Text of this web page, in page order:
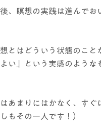
、瞑想の実践は進んでお
想とはどういう状態のこ
い」という実感のよう
あまりにはかなく、す
もその一人です！）